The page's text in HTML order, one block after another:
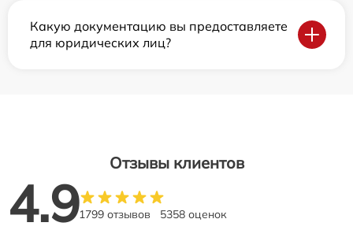
Какую документацию вы предоставляете
для юридических лиц?
Отзывы клиентов
4.91799 отзывов 5358 оценок